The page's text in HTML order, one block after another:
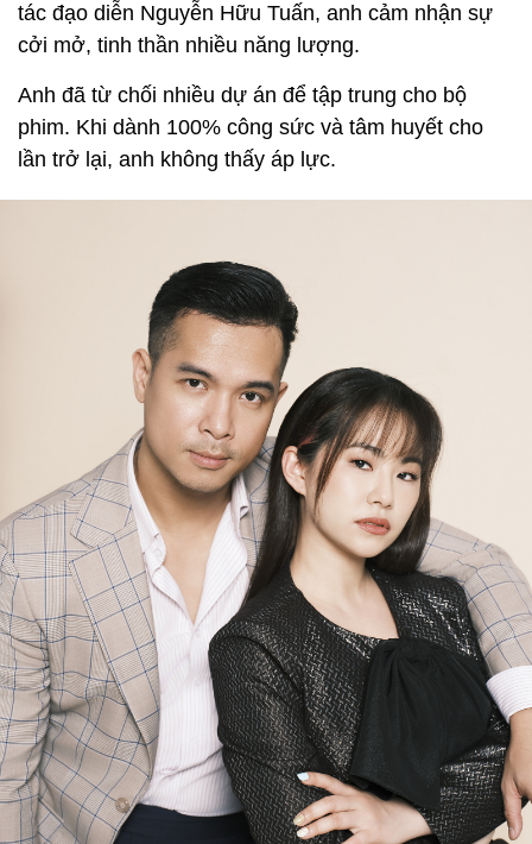
tác đạo diễn Nguyễn Hữu Tuấn, anh cảm nhận sự
cởi mở, tinh thần nhiều năng lượng.
Anh đã từ chối nhiều dự án để tập trung cho bộ
phim. Khi dành 100% công sức và tâm huyết cho
lần trở lại, anh không thấy áp lực.